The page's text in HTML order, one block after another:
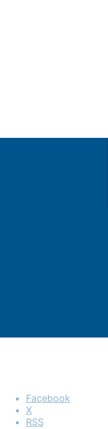
Facebook
X
RSS